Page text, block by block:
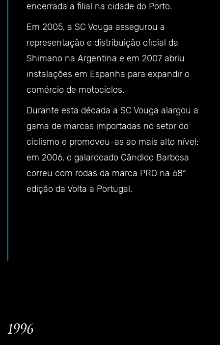
encerrada a filial na cidade do Porto.
Em 2005, a SC Vouga assegurou a
representação e distribuição oficial da
Shimano na Argentina e em 2007 abriu
instalações em Espanha para expandir o
comércio de motociclos.
Durante esta década a SC Vouga alargou a
gama de marcas importadas no setor do
ciclismo e promoveu-as ao mais alto nível:
em 2006, o galardoado Cândido Barbosa
correu com rodas da marca PRO na 68ª
edição da Volta a Portugal.
1996